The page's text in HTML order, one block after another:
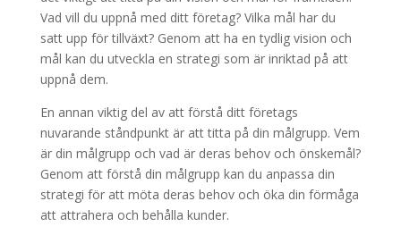
Vad vill du uppnå med ditt företag? Vilka mål har du
satt upp för tillväxt? Genom att ha en tydlig vision och
mål kan du utveckla en strategi som är inriktad på att
uppnå dem.
En annan viktig del av att förstå ditt företags
nuvarande ståndpunkt är att titta på din målgrupp. Vem
är din målgrupp och vad är deras behov och önskemål?
Genom att förstå din målgrupp kan du anpassa din
strategi för att möta deras behov och öka din förmåga
att attrahera och behålla kunder.